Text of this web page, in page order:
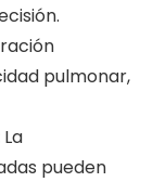
pulmonar,
La
pueden